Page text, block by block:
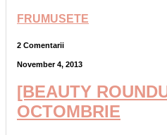
FRUMUSETE
2 Comentarii
November 4, 2013
[BEAUTY
OCTOMBRIE